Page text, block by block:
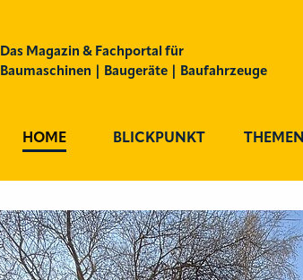
Das Magazin & Fachportal für
Baumaschinen | Baugeräte | Baufahrzeuge
HOME BLICKPUNKT THEMEN